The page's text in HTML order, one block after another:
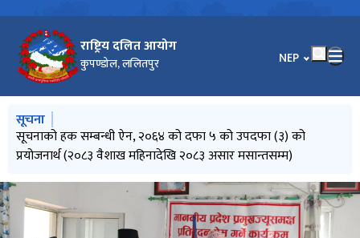
राष्ट्रिय दलित आयोग
कुपण्डोल, ललितपुर भाषा चयन गर्नुहोस्
NEP
मुख्य नेभिगेसनमा जानुहोस्
सूचना
लेख रचना उपलब्ध गराउने सम्बन्धी सूचना
सूचनाको हक सम्बन्धी ऐन, २०६४ को दफा ५ को उपदफा (३) को
प्रयोजनार्थ (२०८३ वैशाख महिनादेखि २०८३ असार मसान्तसम्म)
जातीय छुवाछूत तथा भेदभाव उन्मूलन दिवस, जेठ २१, २०८३ को सन्दर्भमा
आयोगको शुभकामना सन्देश
सूचना प्रविधि विस्तारः दिगो विकासको आधार
प्रेस विज्ञप्ति (सिन्धुली घटनाबारे आयोगको ध्यानाकर्षण)